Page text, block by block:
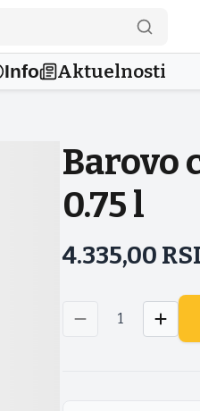
Info Aktuelnosti
Barovo
0.75 l
4.335,00
1